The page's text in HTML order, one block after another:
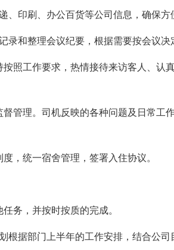
、印刷、办公百货等公司信息，确保方
录和整理会议纪要，根据需要按会议决
按照工作要求，热情接待来访客人、认
管理。司机反映的各种问题及日常工
，统一宿舍管理，签署入住协议。
务，并按时按质的完成。
根据部门上半年的工作安排，结合公司